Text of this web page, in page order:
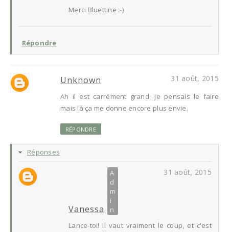
Merci Bluettine :-)
Répondre
Unknown 31 août, 2015
Ah il est carrément grand, je pensais le faire
mais là ça me donne encore plus envie.
RÉPONDRE
Réponses
Vanessa
31 août, 2015
Lance-toi! Il vaut vraiment le coup, et c'est